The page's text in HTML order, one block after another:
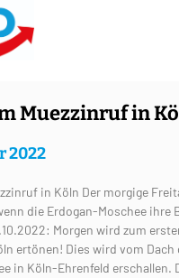
Muezzinruf in
2022
in Köln Der morgige
die Erdogan-Moschee ihre
Morgen wird zum
ertönen! Dies wird vom Dach
in Köln-Ehrenfeld erschallen.